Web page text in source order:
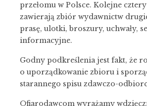
przełomu w Polsce. Kolejne
zawierają zbiór wydawnictw
prasę, ulotki, broszury, uchwały,
informacyjne.
Godny podkreślenia jest fakt, że
o uporządkowanie zbioru i
starannego spisu zdawczo-
Ofiarodawcom wyrażamy